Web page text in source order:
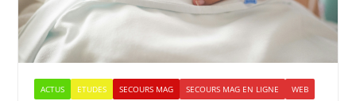
ACTUS ETUDES SECOURS MAG SECOURS MAG EN LIGNE WEB